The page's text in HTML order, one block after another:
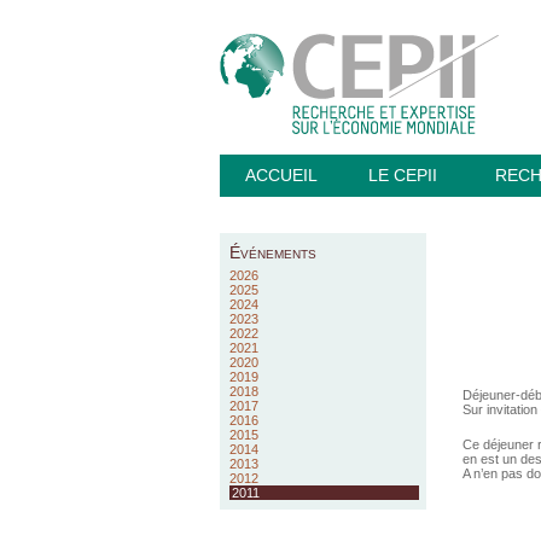
ACCUEIL LE CEPII
Événements
2026
2025
2024
2023
2022
2021
2020
2019
2018
2017
2016
2015
2014
2013
2012
2011
Déjeuner-
Sur
Ce déjeuner
en est un
A n’en pas